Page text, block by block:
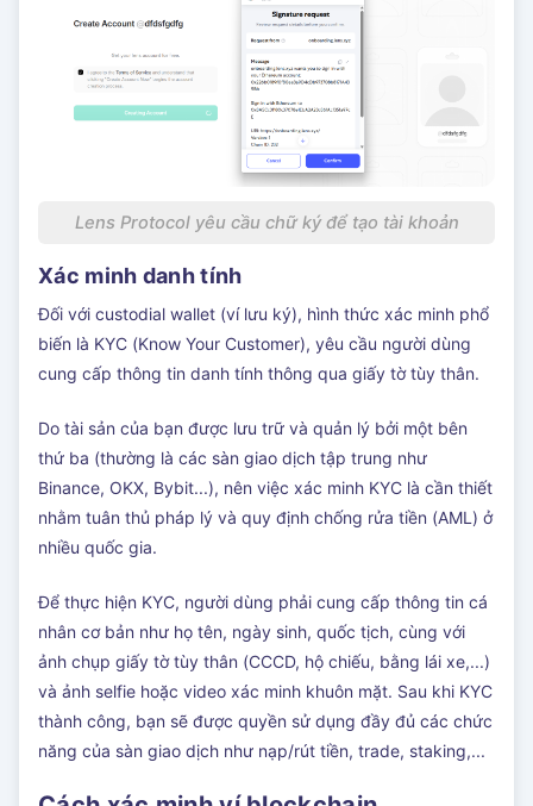
Lens Protocol yêu cầu chữ ký để tạo tài khoản
Xác minh danh tính
Đối với custodial wallet (ví lưu ký), hình thức xác minh phổ
biến là KYC (Know Your Customer), yêu cầu người dùng
cung cấp thông tin danh tính thông qua giấy tờ tùy thân.
Do tài sản của bạn được lưu trữ và quản lý bởi một bên
thứ ba (thường là các sàn giao dịch tập trung như
Binance, OKX, Bybit...), nên việc xác minh KYC là cần thiết
nhằm tuân thủ pháp lý và quy định chống rửa tiền (AML) ở
nhiều quốc gia.
Để thực hiện KYC, người dùng phải cung cấp thông tin cá
nhân cơ bản như họ tên, ngày sinh, quốc tịch, cùng với
ảnh chụp giấy tờ tùy thân (CCCD, hộ chiếu, bằng lái xe,...)
và ảnh selfie hoặc video xác minh khuôn mặt. Sau khi KYC
thành công, bạn sẽ được quyền sử dụng đầy đủ các chức
năng của sàn giao dịch như nạp/rút tiền, trade, staking,...